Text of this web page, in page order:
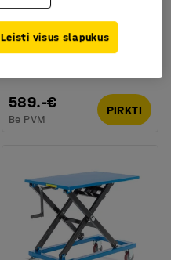
Vežimėlis-liftas BLAZE,
350 kg, 1200x800mm
Prekės kodas:31021
589.-€
Be PVM
PIRKTI
Leisti visus slapukus